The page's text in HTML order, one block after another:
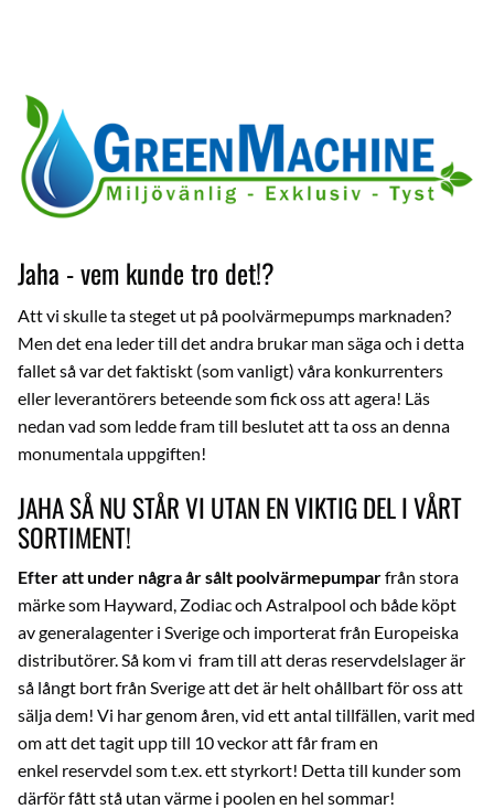
Jaha - vem kunde tro det!?
Att vi skulle ta steget ut på poolvärmepumps marknaden?
Men det ena leder till det andra brukar man säga och i detta
fallet så var det faktiskt (som vanligt) våra konkurrenters
eller leverantörers beteende som fick oss att agera! Läs
nedan vad som ledde fram till beslutet att ta oss an denna
monumentala uppgiften!
JAHA SÅ NU STÅR VI UTAN EN VIKTIG DEL I VÅRT
SORTIMENT!
Efter att under några år sålt poolvärmepumparfrån stora
märke som Hayward, Zodiac och Astralpool och både köpt
av generalagenter i Sverige och importerat från Europeiska
distributörer. Så kom vi fram till att deras reservdelslager är
så långt bort från Sverige att det är helt ohållbart för oss att
sälja dem! Vi har genom åren, vid ett antal tillfällen, varit med
om att det tagit upp till 10 veckor att får fram en
enkel reservdel som t.ex. ett styrkort! Detta till kunder som
därför fått stå utan värme i poolen en hel sommar!